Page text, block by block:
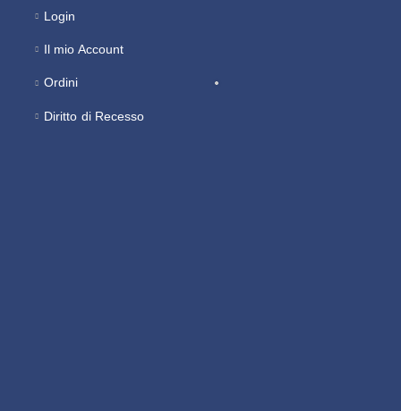
Login
Il mio Account
Ordini
Diritto di Recesso